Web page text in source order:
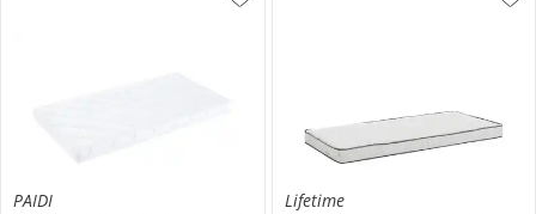
PAIDI
Lifetime